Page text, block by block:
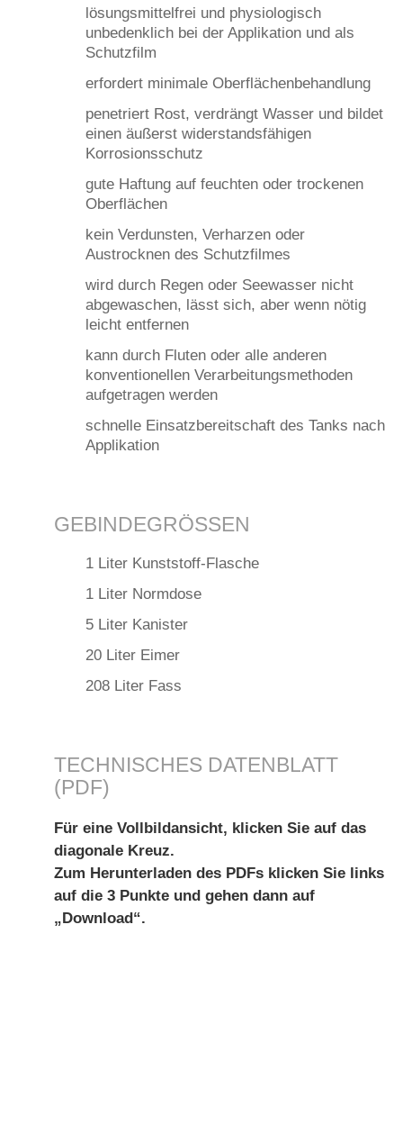
lösungsmittelfrei und physiologisch
unbedenklich bei der Applikation und als
Schutzfilm
erfordert minimale Oberflächenbehandlung
penetriert Rost, verdrängt Wasser und bildet
einen äußerst widerstandsfähigen
Korrosionsschutz
gute Haftung auf feuchten oder trockenen
Oberflächen
kein Verdunsten, Verharzen oder
Austrocknen des Schutzfilmes
wird durch Regen oder Seewasser nicht
abgewaschen, lässt sich, aber wenn nötig
leicht entfernen
kann durch Fluten oder alle anderen
konventionellen Verarbeitungsmethoden
aufgetragen werden
schnelle Einsatzbereitschaft des Tanks nach
Applikation
GEBINDEGRÖSSEN
1 Liter Kunststoff-Flasche
1 Liter Normdose
5 Liter Kanister
20 Liter Eimer
208 Liter Fass
TECHNISCHES DATENBLATT
(PDF)
Für eine Vollbildansicht, klicken Sie auf das
diagonale Kreuz.
Zum Herunterladen des PDFs klicken Sie links
auf die 3 Punkte und gehen dann auf
„Download“.